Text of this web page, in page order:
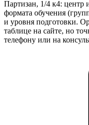
Партизан, 1/4 к4: центр
формата обучения
и уровня подготовки.
таблице на сайте, но
телефону или на